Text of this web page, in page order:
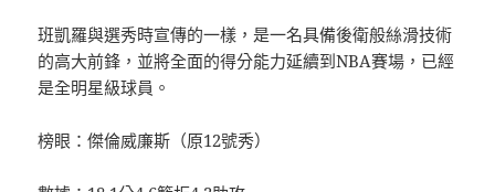
班凱羅與選秀時宣傳的一樣，是一名具備後衛般絲滑技術
的高大前鋒，並將全面的得分能力延續到NBA賽場，已經
是全明星級球員。
榜眼：傑倫威廉斯（原12號秀）